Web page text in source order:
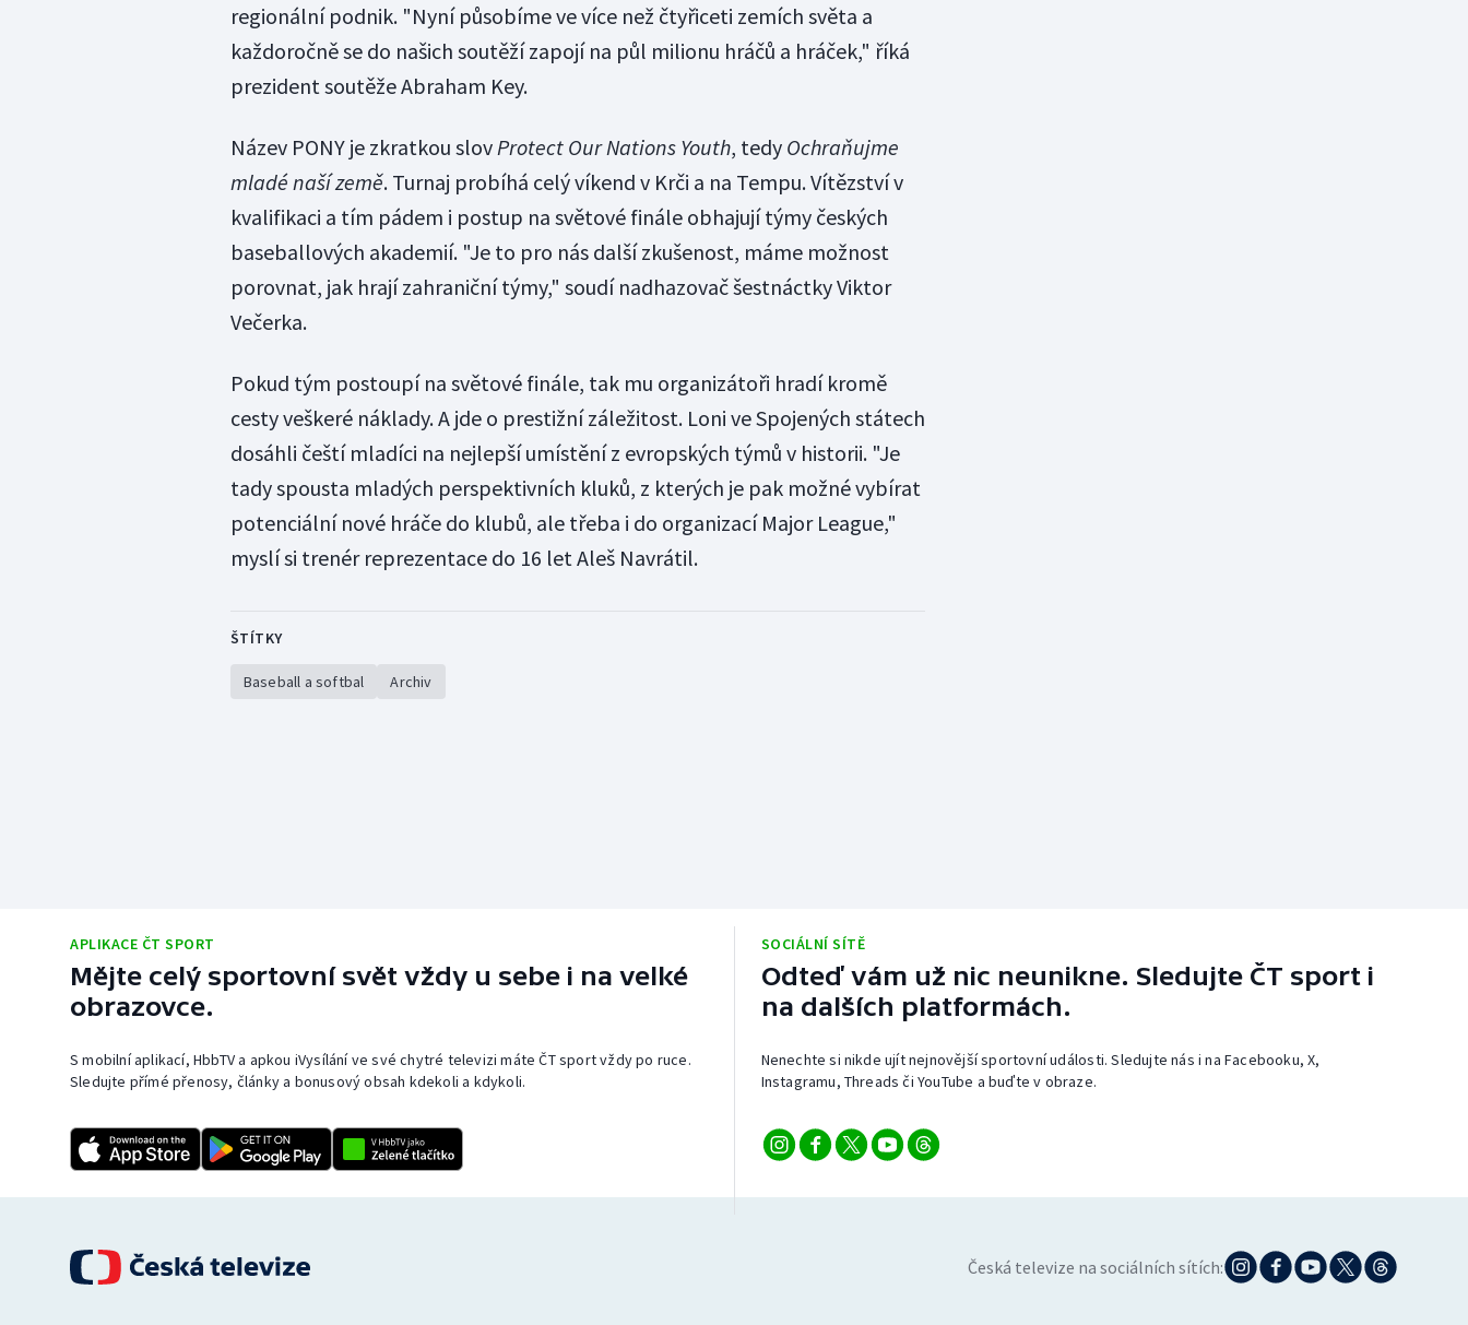
regionální podnik. "Nyní působíme ve více než čtyřiceti zemích světa a
každoročně se do našich soutěží zapojí na půl milionu hráčů a hráček," říká
prezident soutěže Abraham Key.
Název PONY je zkratkou slovProtect Our Nations Youth, tedy Ochraňujme
mladé naší země. Turnaj probíhá celý víkend v Krči a na Tempu. Vítězství v
kvalifikaci a tím pádem i postup na světové finále obhajují týmy českých
baseballových akademií. "Je to pro nás další zkušenost, máme možnost
porovnat, jak hrají zahraniční týmy," soudí nadhazovač šestnáctky Viktor
Večerka.
Pokud tým postoupí na světové finále, tak mu organizátoři hradí kromě
cesty veškeré náklady. A jde o prestižní záležitost. Loni ve Spojených státech
dosáhli čeští mladíci na nejlepší umístění z evropských týmů v historii. "Je
tady spousta mladých perspektivních kluků, z kterých je pak možné vybírat
potenciální nové hráče do klubů, ale třeba i do organizací Major League,"
myslí si trenér reprezentace do 16 let Aleš Navrátil.
ŠTÍTKY
Baseball a softbal Archiv
APLIKACE ČT SPORT
Mějte celý sportovní svět vždy u sebe i na velké
obrazovce.
S mobilní aplikací, HbbTV a apkou iVysílání ve své chytré televizi máte ČT sport vždy po ruce.
Sledujte přímé přenosy, články a bonusový obsah kdekoli a kdykoli.
SOCIÁLNÍ SÍTĚ
Odteď vám už nic neunikne. Sledujte ČT sport i
na dalších platformách.
Nenechte si nikde ujít nejnovější sportovní události. Sledujte nás i na Facebooku, X,
Instagramu, Threads či YouTube a buďte v obraze.
Česká televize na sociálních sítích: